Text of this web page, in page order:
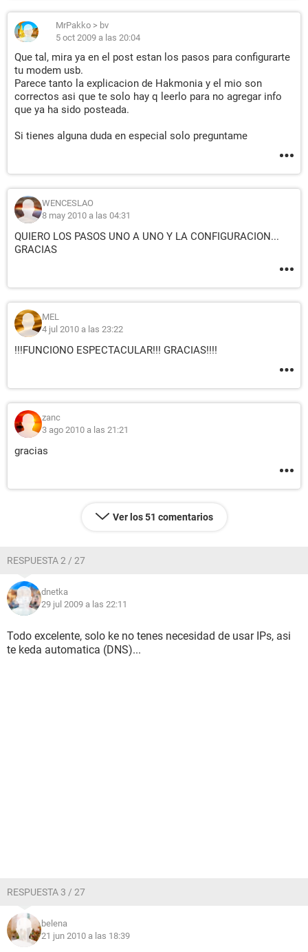
MrPakko > bv
5 oct 2009 a las 20:04
Que tal, mira ya en el post estan los pasos para configurarte
tu modem usb.
Parece tanto la explicacion de Hakmonia y el mio son
correctos asi que te solo hay q leerlo para no agregar info
que ya ha sido posteada.
Si tienes alguna duda en especial solo preguntame
WENCESLAO
8 may 2010 a las 04:31
QUIERO LOS PASOS UNO A UNO Y LA CONFIGURACION...
GRACIAS
MEL
4 jul 2010 a las 23:22
!!!FUNCIONO ESPECTACULAR!!! GRACIAS!!!!
zanc
3 ago 2010 a las 21:21
gracias
Ver los 51 comentarios
RESPUESTA 2 / 27
dnetka
29 jul 2009 a las 22:11
Todo excelente, solo ke no tenes necesidad de usar IPs, asi
te keda automatica (DNS)...
RESPUESTA 3 / 27
belena
21 jun 2010 a las 18:39